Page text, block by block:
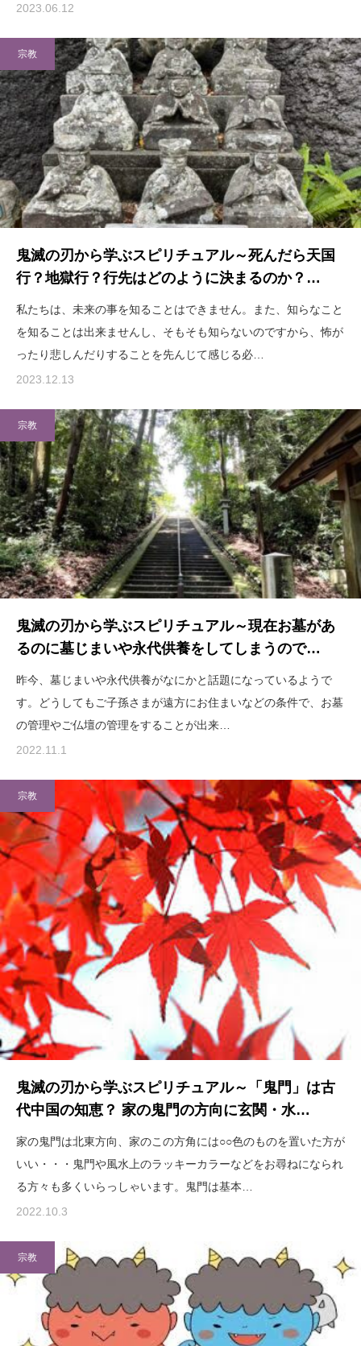
2023.06.12
宗教
鬼滅の刃から学ぶスピリチュアル～死んだら天国
行？地獄行？行先はどのように決まるのか？…
私たちは、未来の事を知ることはできません。また、知らなこと
を知ることは出来ませんし、そもそも知らないのですから、怖が
ったり悲しんだりすることを先んじて感じる必…
2023.12.13
宗教
鬼滅の刃から学ぶスピリチュアル～現在お墓があ
るのに墓じまいや永代供養をしてしまうので…
昨今、墓じまいや永代供養がなにかと話題になっているようで
す。どうしてもご子孫さまが遠方にお住まいなどの条件で、お墓
の管理やご仏壇の管理をすることが出来…
2022.11.1
宗教
鬼滅の刃から学ぶスピリチュアル～「鬼門」は古
代中国の知恵？ 家の鬼門の方向に玄関・水…
家の鬼門は北東方向、家のこの方角には○○色のものを置いた方が
いい・・・鬼門や風水上のラッキーカラーなどをお尋ねになられ
る方々も多くいらっしゃいます。鬼門は基本…
2022.10.3
宗教